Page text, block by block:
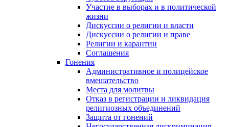
Участие в выборах и в политической
жизни
Дискуссии о религии и власти
Дискуссии о религии и праве
Религии и карантин
Соглашения
Гонения
Административное и полицейское
вмешательство
Места для молитвы
Отказ в регистрации и ликвидация
религиозных объединений
Защита от гонений